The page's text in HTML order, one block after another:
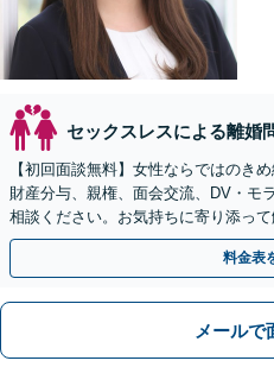
セックスレスによる離婚
【初回面談無料】女性ならではのき
財産分与、親権、面会交流、DV・モ
相談ください。お気持ちに寄り添っ
休日面談可】【完全個室】【お子様
料金表
メールで